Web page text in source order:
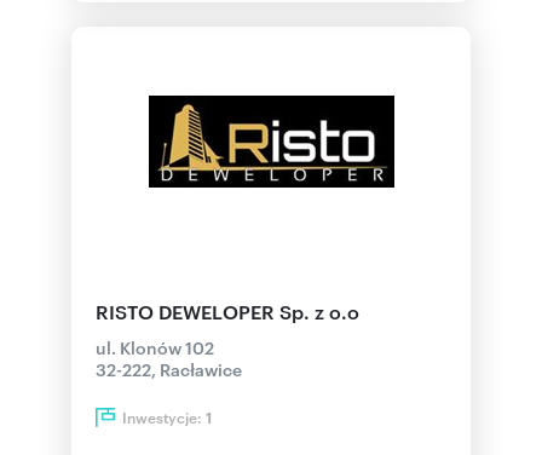
RISTO DEWELOPER Sp. z o.o
ul. Klonów 102
32-222, Racławice
Inwestycje: 1